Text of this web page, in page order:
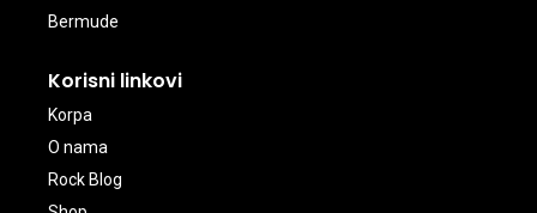
Bermude
Korisni linkovi
Korpa
O nama
Rock Blog